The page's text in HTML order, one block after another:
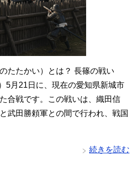
たたかい）とは？ 長篠の戦い
5月21日に、現在の愛知県新城市
合戦です。この戦いは、織田信
武田勝頼軍との間で行われ、戦国
続きを読む